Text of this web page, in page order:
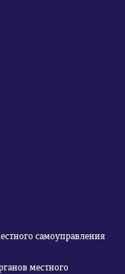
самоуправления
местного